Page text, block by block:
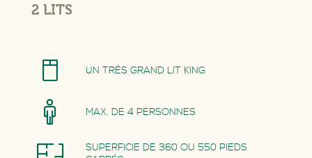
2 LITS
UN TRÈS GRAND LIT KING
MAX. DE 4 PERSONNES
SUPERFICIE DE 360 OU 550 PIEDS